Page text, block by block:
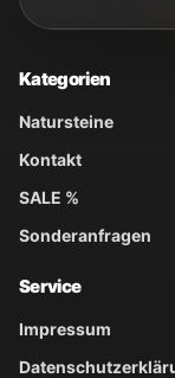
Kategorien
Natursteine
Kontakt
SALE %
Sonderanfragen
Service
Impressum